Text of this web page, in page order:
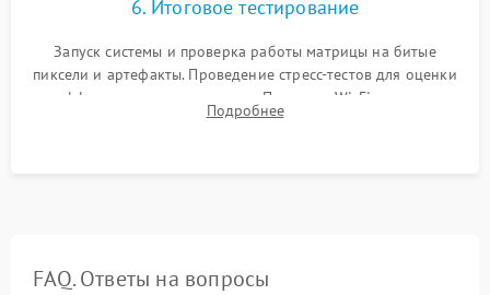
6. Итоговое тестирование
Запуск системы и проверка работы матрицы на битые
пиксели и артефакты. Проведение стресс-тестов для оценки
эффективности охлаждения. Проверка Wi-Fi, камеры,
микрофона и всех портов перед выдачей устройства.
Подробнее
FAQ. Ответы на вопросы